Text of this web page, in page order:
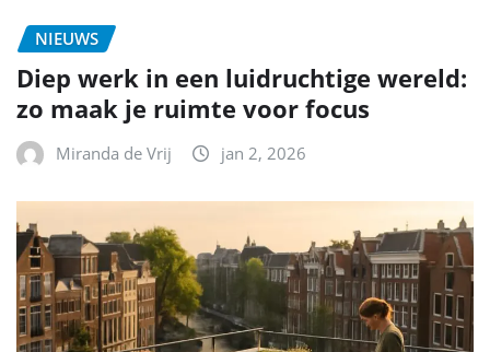
NIEUWS
Diep werk in een luidruchtige wereld:
zo maak je ruimte voor focus
Miranda de Vrij jan 2, 2026